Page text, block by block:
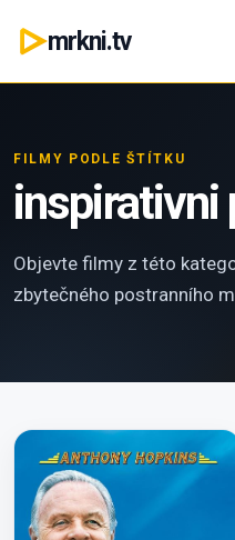
mrkni.tv
FILMY PODLE ŠTÍTKU
inspirativni
Objevte filmy z této
zbytečného postranního